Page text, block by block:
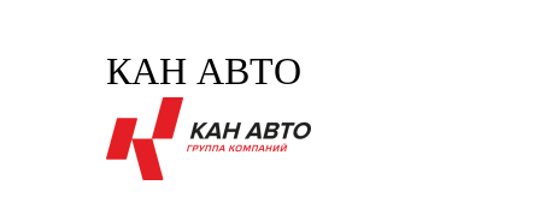
КАН АВТО